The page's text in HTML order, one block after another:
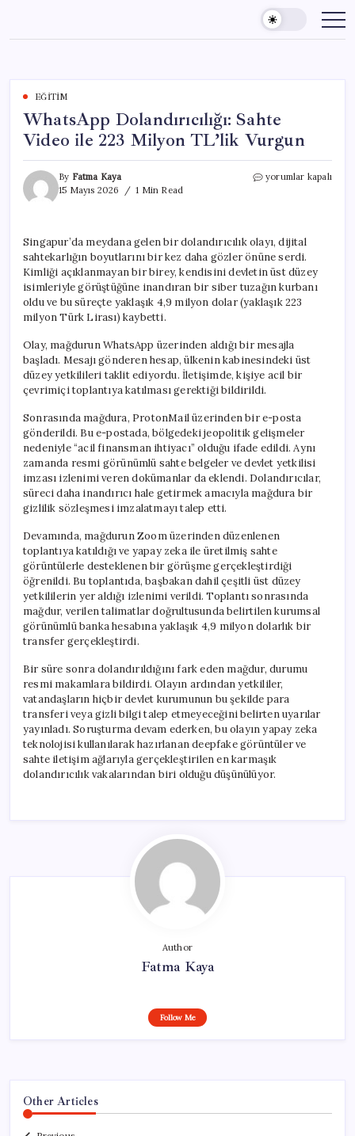
content
EĞITIM
WhatsApp Dolandırıcılığı: Sahte
Video ile 223 Milyon TL’lik Vurgun
By Fatma Kaya
15 Mayıs 2026
1 Min Read
WhatsApp
223
Milyon
TL’lik
Vurgun
için
yorumlar kapalı
Singapur’da meydana gelen bir dolandırıcılık olayı, dijital
sahtekarlığın boyutlarını bir kez daha gözler önüne serdi.
Kimliği açıklanmayan bir birey, kendisini devletin üst düzey
isimleriyle görüştüğüne inandıran bir siber tuzağın kurbanı
oldu ve bu süreçte yaklaşık 4,9 milyon dolar (yaklaşık 223
milyon Türk Lirası) kaybetti.
Olay, mağdurun WhatsApp üzerinden aldığı bir mesajla
başladı. Mesajı gönderen hesap, ülkenin kabinesindeki üst
düzey yetkilileri taklit ediyordu. İletişimde, kişiye acil bir
çevrimiçi toplantıya katılması gerektiği bildirildi.
Sonrasında mağdura, ProtonMail üzerinden bir e-posta
gönderildi. Bu e-postada, bölgedeki jeopolitik gelişmeler
nedeniyle “acil finansman ihtiyacı” olduğu ifade edildi. Aynı
zamanda resmi görünümlü sahte belgeler ve devlet yetkilisi
imzası izlenimi veren dokümanlar da eklendi. Dolandırıcılar,
süreci daha inandırıcı hale getirmek amacıyla mağdura bir
gizlilik sözleşmesi imzalatmayı talep etti.
Devamında, mağdurun Zoom üzerinden düzenlenen
toplantıya katıldığı ve yapay zeka ile üretilmiş sahte
görüntülerle desteklenen bir görüşme gerçekleştirdiği
öğrenildi. Bu toplantıda, başbakan dahil çeşitli üst düzey
yetkililerin yer aldığı izlenimi verildi. Toplantı sonrasında
mağdur, verilen talimatlar doğrultusunda belirtilen kurumsal
görünümlü banka hesabına yaklaşık 4,9 milyon dolarlık bir
transfer gerçekleştirdi.
Bir süre sonra dolandırıldığını fark eden mağdur, durumu
resmi makamlara bildirdi. Olayın ardından yetkililer,
vatandaşların hiçbir devlet kurumunun bu şekilde para
transferi veya gizli bilgi talep etmeyeceğini belirten uyarılar
yayınladı. Soruşturma devam ederken, bu olayın yapay zeka
teknolojisi kullanılarak hazırlanan deepfake görüntüler ve
sahte iletişim ağlarıyla gerçekleştirilen en karmaşık
dolandırıcılık vakalarından biri olduğu düşünülüyor.
Author
Fatma Kaya
Follow Me
Other Articles